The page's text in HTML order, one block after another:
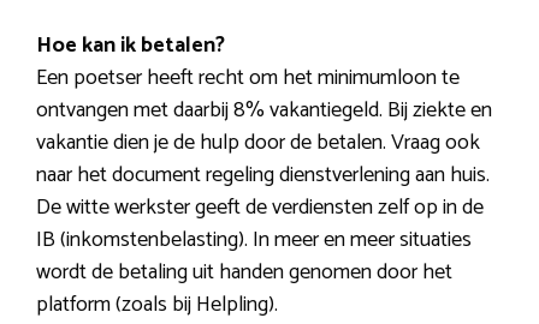
Hoe kan ik betalen?
Een poetser heeft recht om het minimumloon te
ontvangen met daarbij 8% vakantiegeld. Bij ziekte en
vakantie dien je de hulp door de betalen. Vraag ook
naar het document regeling dienstverlening aan huis.
De witte werkster geeft de verdiensten zelf op in de
IB (inkomstenbelasting). In meer en meer situaties
wordt de betaling uit handen genomen door het
platform (zoals bij Helpling).